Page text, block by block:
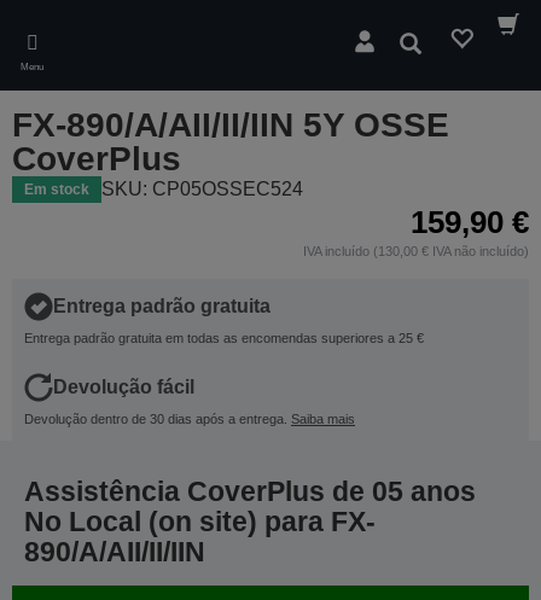
main
content
Menu
Pesquisar
FX-890/A/AII/II/IIN 5Y OSSE
CoverPlus
Em stock SKU: CP05OSSEC524
159,90 €
IVA incluído (130,00 € IVA não incluído)
Entrega padrão gratuita
Entrega padrão gratuita em todas as encomendas superiores a 25 €
Devolução fácil
Devolução dentro de 30 dias após a entrega. Saiba mais
Assistência CoverPlus de 05 anos
No Local (on site) para FX-
890/A/AII/II/IIN